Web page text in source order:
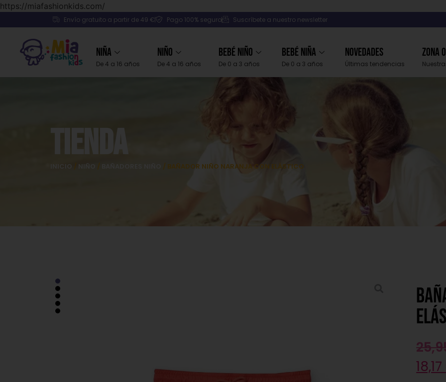
https://miafashionkids.com/
Envío gratuito a partir de 49 € Pago 100% seguro Suscríbete a nuestro newsletter
Niña
De 4 a 16 años
Niño
De 4 a 16 años
Bebé Niño
De 0 a 3 años
Bebé Niña
De 0 a 3 años
Novedades
Últimas tendencias
Zona
Tienda
INICIO / NIÑO / / BAÑADOR NIÑO NARANJA CON ELÁSTICO
18,17